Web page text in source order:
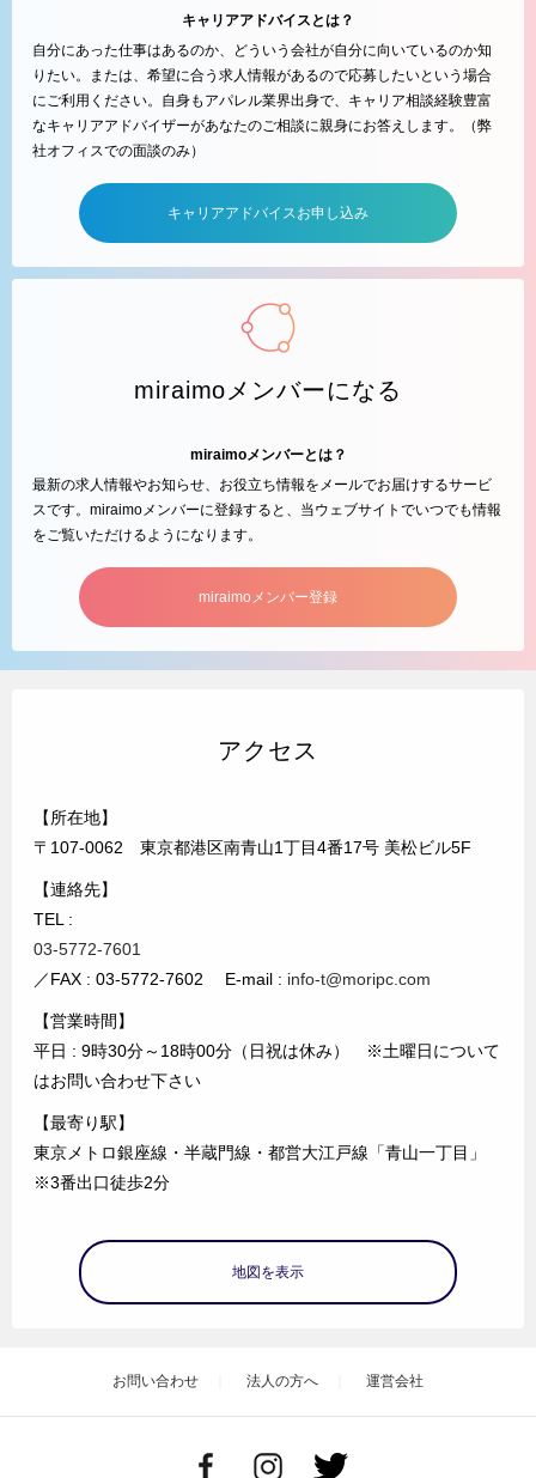
キャリアアドバイスとは？
自分にあった仕事はあるのか、どういう会社が自分に向いているのか知
りたい。または、希望に合う求人情報があるので応募したいという場合
にご利用ください。自身もアパレル業界出身で、キャリア相談経験豊富
なキャリアアドバイザーがあなたのご相談に親身にお答えします。（弊
社オフィスでの面談のみ）
キャリアアドバイスお申し込み
miraimoメンバーになる
miraimoメンバーとは？
最新の求人情報やお知らせ、お役立ち情報をメールでお届けするサービ
スです。miraimoメンバーに登録すると、当ウェブサイトでいつでも情報
をご覧いただけるようになります。
miraimoメンバー登録
アクセス
【所在地】
〒107-0062 東京都港区南青山1丁目4番17号 美松ビル5F
【連絡先】
TEL :
03-5772-7601
／FAX : 03-5772-7602 E-mail : info-t@moripc.com
【営業時間】
平日 : 9時30分～18時00分（日祝は休み） ※土曜日について
はお問い合わせ下さい
【最寄り駅】
東京メトロ銀座線・半蔵門線・都営大江戸線「青山一丁目」
※3番出口徒歩2分
地図を表示
お問い合わせ 法人の方へ 運営会社